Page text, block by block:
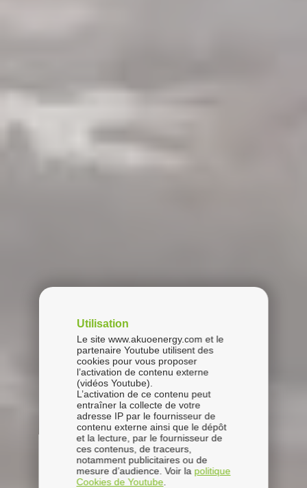
Utilisation
Le site www.akuoenergy.com et le
partenaire Youtube utilisent des
cookies pour vous proposer
l’activation de contenu externe
(vidéos Youtube).
L’activation de ce contenu peut
entraîner la collecte de votre
adresse IP par le fournisseur de
contenu externe ainsi que le dépôt
et la lecture, par le fournisseur de
ces contenus, de traceurs,
notamment publicitaires ou de
mesure d’audience. Voir la politique
Cookies de Youtube